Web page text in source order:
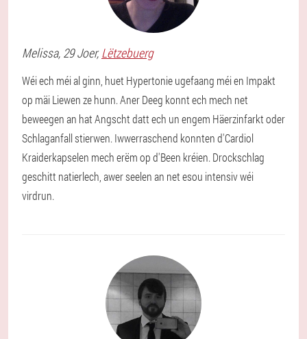
Melissa, 29 Joer,Lëtzebuerg
Wéi ech méi al ginn, huet Hypertonie ugefaang méi en Impakt
op mäi Liewen ze hunn. Aner Deeg konnt ech mech net
beweegen an hat Angscht datt ech un engem Häerzinfarkt oder
Schlaganfall stierwen. Iwwerraschend konnten d'Cardiol
Kraiderkapselen mech erëm op d'Been kréien. Drockschlag
geschitt natierlech, awer seelen an net esou intensiv wéi
virdrun.